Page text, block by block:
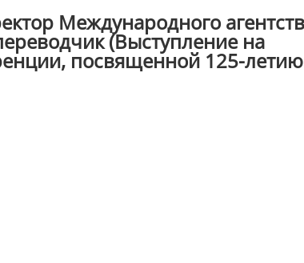
Международного
(Выступление на
посвященной 125-летию